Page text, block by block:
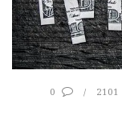
2101
0